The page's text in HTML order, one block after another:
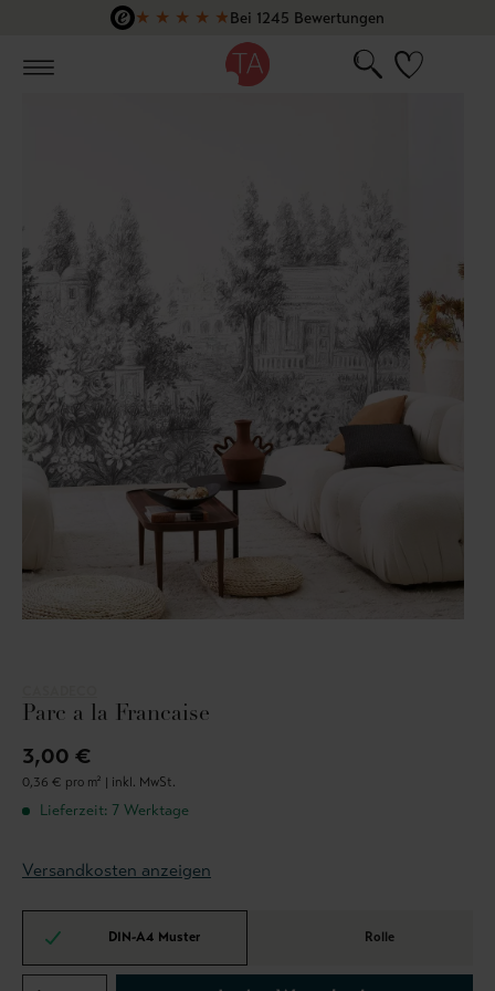
Zum Hauptinhalt springen
★ ★ ★ ★ ★Bei 1245 Bewertungen
Parc a la Francaise
3,00 €
0,36 € pro m² | inkl. MwSt.
Lieferzeit: 7 Werktage
Versandkosten anzeigen
DIN-A4 Muster Rolle